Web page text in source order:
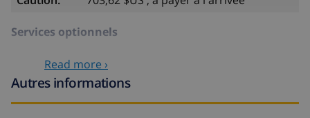
2 terrasses, dont 1 couverte
barbecue
place de parking communale pour 2 voitures
toit terrasse
Services optionnels
Draps de lit
Read more ›
Autres informations